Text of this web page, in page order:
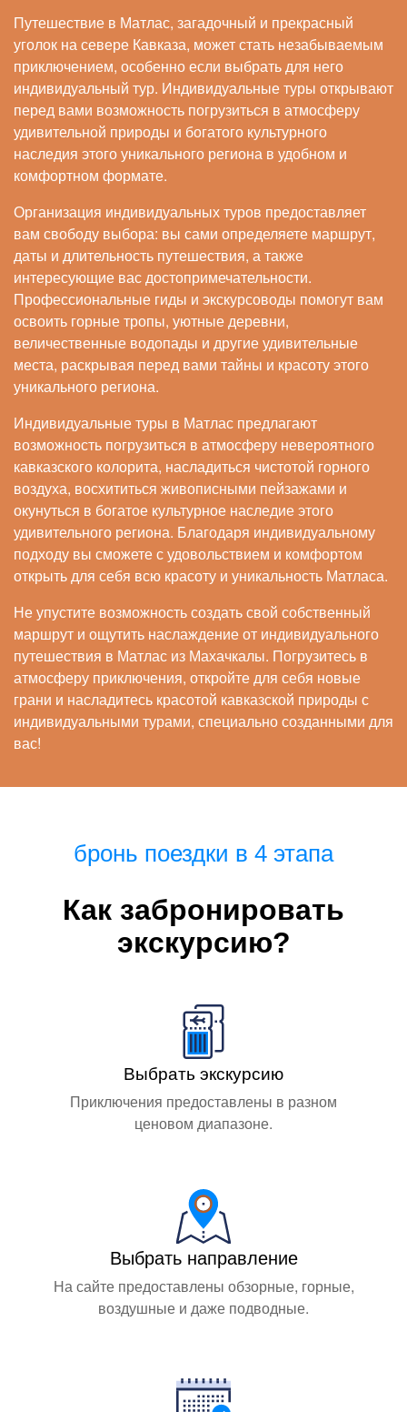
Путешествие в Матлас, загадочный и прекрасный
уголок на севере Кавказа, может стать незабываемым
приключением, особенно если выбрать для него
индивидуальный тур. Индивидуальные туры открывают
перед вами возможность погрузиться в атмосферу
удивительной природы и богатого культурного
наследия этого уникального региона в удобном и
комфортном формате.
Организация индивидуальных туров предоставляет
вам свободу выбора: вы сами определяете маршрут,
даты и длительность путешествия, а также
интересующие вас достопримечательности.
Профессиональные гиды и экскурсоводы помогут вам
освоить горные тропы, уютные деревни,
величественные водопады и другие удивительные
места, раскрывая перед вами тайны и красоту этого
уникального региона.
Индивидуальные туры в Матлас предлагают
возможность погрузиться в атмосферу невероятного
кавказского колорита, насладиться чистотой горного
воздуха, восхититься живописными пейзажами и
окунуться в богатое культурное наследие этого
удивительного региона. Благодаря индивидуальному
подходу вы сможете с удовольствием и комфортом
открыть для себя всю красоту и уникальность Матласа.
Не упустите возможность создать свой собственный
маршрут и ощутить наслаждение от индивидуального
путешествия в Матлас из Махачкалы. Погрузитесь в
атмосферу приключения, откройте для себя новые
грани и насладитесь красотой кавказской природы с
индивидуальными турами, специально созданными для
вас!
бронь поездки в 4 этапа
Как забронировать
экскурсию?
Выбрать экскурсию
Приключения предоставлены в разном
ценовом диапазоне.
Выбрать направление
На сайте предоставлены обзорные, горные,
воздушные и даже подводные.